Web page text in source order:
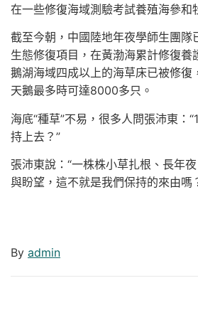
在一些修復海域測驗考試養殖海參和
截至今朝，中國陸地年夜學師生團隊
生態修復項目，在黃渤海累計修復養
鵝湖海域四成以上的海草床已被修復
天鵝最多時可達8000多只。
海底“種草”不易，很多人問張沛東：
持上去？”
張沛東說：“一株株小草扎根、長年
與盼望，這不就是我們保持的來由嗎
By admin